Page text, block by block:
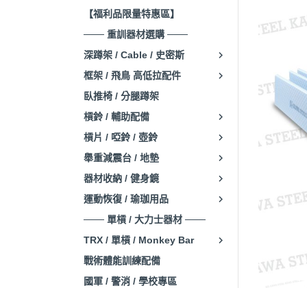
【福利品限量特惠區】
─── 重訓器材選購 ───
深蹲架 / Cable / 史密斯
框架 / 飛鳥 高低拉配件
臥推椅 / 分腿蹲架
槓鈴 / 輔助配備
槓片 / 啞鈴 / 壺鈴
舉重減震台 / 地墊
器材收納 / 健身鏡
運動恢復 / 瑜珈用品
─── 單槓 / 大力士器材 ───
TRX / 單槓 / Monkey Bar
戰術體能訓練配備
國軍 / 警消 / 學校專區